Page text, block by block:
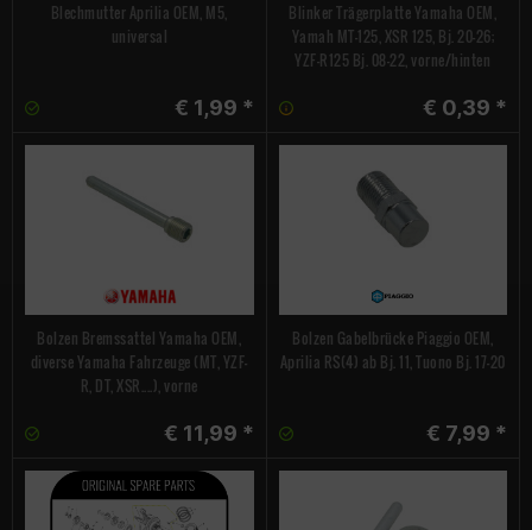
Blechmutter Aprilia OEM, M5,
universal
€ 1,99 *
Blinker Trägerplatte Yamaha OEM,
Yamah MT-125, XSR 125, Bj. 20-26;
YZF-R125 Bj. 08-22, vorne/hinten
€ 0,39 *
Bolzen Bremssattel Yamaha OEM,
diverse Yamaha Fahrzeuge (MT, YZF-
R, DT, XSR....), vorne
€ 11,99 *
Bolzen Gabelbrücke Piaggio OEM,
Aprilia RS(4) ab Bj. 11, Tuono Bj. 17-20
€ 7,99 *